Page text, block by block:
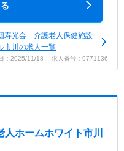
寿光会 介護老人保健施設
市川の求人一覧
：2025/11/18 求人番号：9771136
ホームホワイト市川